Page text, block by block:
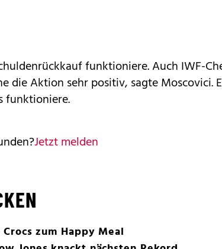
funktioniere. Auch IWF-
die Aktion sehr positiv, sagte Moscovici.
funktioniere.
Jetzt melden
zum Happy Meal